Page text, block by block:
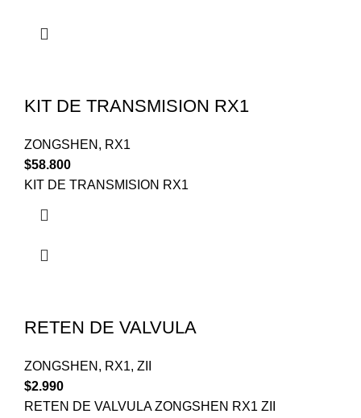
KIT DE TRANSMISION RX1
ZONGSHEN , RX1
$58.800
KIT DE TRANSMISION RX1
RETEN DE VALVULA
ZONGSHEN , RX1, ZII
$2.990
RETEN DE VALVULA ZONGSHEN RX1 ZII